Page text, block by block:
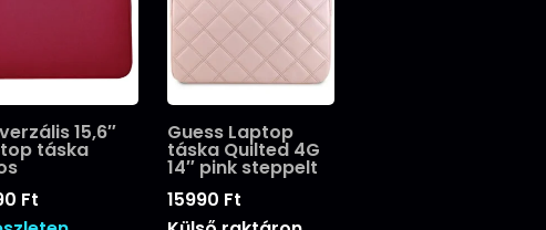
15,6″
táska
Ft
Guess Laptop
táska Quilted 4G
14″ pink steppelt
15990 Ft